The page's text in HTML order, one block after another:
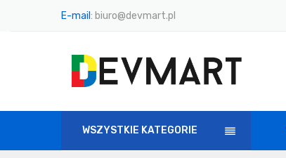
E-mail : biuro@devmart.pl
WSZYSTKIE KATEGORIE